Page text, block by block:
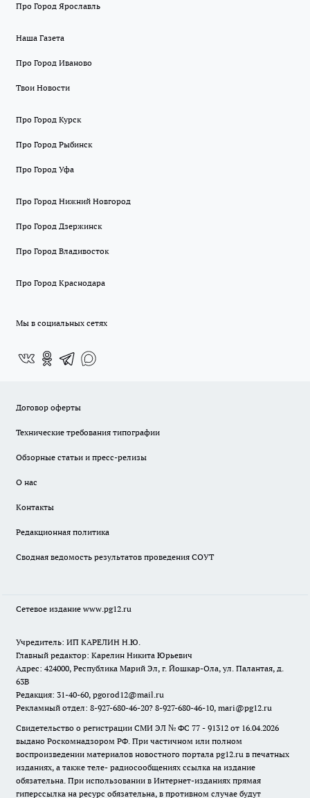
Про Город Ярославль
Наша Газета
Про Город Иваново
Твои Новости
Про Город Курск
Про Город Рыбинск
Про Город Уфа
Про Город Нижний Новгород
Про Город Дзержинск
Про Город Владивосток
Про Город Краснодара
Мы в социальных сетях
Договор оферты
Технические требования типографии
Обзорные статьи и пресс-релизы
О нас
Контакты
Редакционная политика
Сводная ведомость результатов проведения СОУТ
Сетевое издание www.pg12.ru
Учредитель: ИП КАРЕЛИН Н.Ю.
Главный редактор: Карелин Никита Юрьевич
Адрес: 424000, Республика Марий Эл, г. Йошкар-Ола, ул. Палантая, д.
63В
Редакция: 31-40-60, pgorod12@mail.ru
Рекламный отдел: 8-927-680-46-20? 8-927-680-46-10, mari@pg12.ru
Свидетельство о регистрации СМИ ЭЛ № ФС 77 - 91312 от 16.04.2026
выдано Роскомнадзором РФ. При частичном или полном
воспроизведении материалов новостного портала pg12.ru в печатных
изданиях, а также теле- радиосообщениях ссылка на издание
обязательна. При использовании в Интернет-изданиях прямая
гиперссылка на ресурс обязательна, в противном случае будут